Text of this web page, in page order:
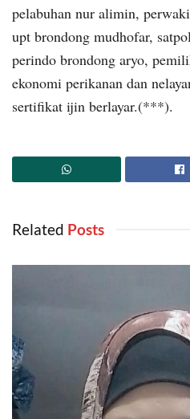
pelabuhan nur alimin,
upt brondong mudhofar,
perindo brondong aryo,
ekonomi perikanan dan
sertifikat ijin berlayar.(***).
Related ‎ Posts